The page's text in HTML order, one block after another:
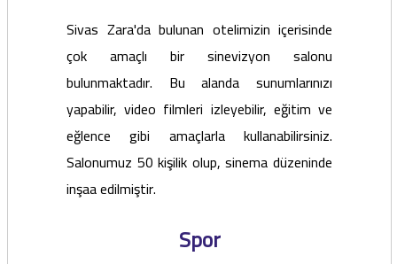
Sivas Zara'da bulunan otelimizin içerisinde
çok amaçlı bir sinevizyon salonu
bulunmaktadır. Bu alanda sunumlarınızı
yapabilir, video filmleri izleyebilir, eğitim ve
eğlence gibi amaçlarla kullanabilirsiniz.
Salonumuz 50 kişilik olup, sinema düzeninde
inşaa edilmiştir.
Spor